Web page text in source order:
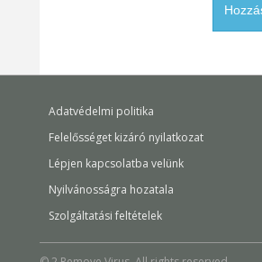
Adatvédelmi politika
Felelősséget kizáró nyilatkozat
Lépjen kapcsolatba velünk
Nyilvánosságra hozatala
Szolgáltatási feltételek